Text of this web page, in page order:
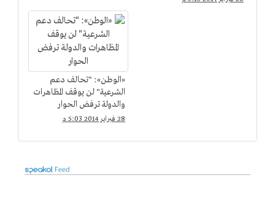
«الوطن»: "تحالف دعم
الشرعية" لن يوقف المظاهرات
والدولة ترفض الحوار
28 فبراير 2014 5:03 م